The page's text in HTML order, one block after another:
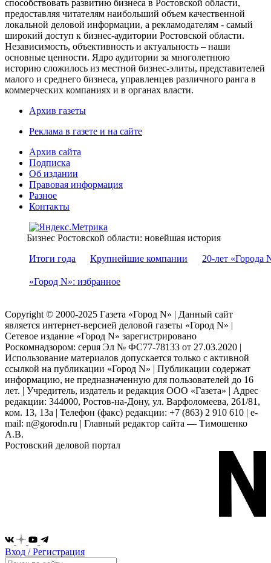
способствовать развитию бизнеса в Ростовской области,
предоставляя читателям наибольший объем качественной
локальной деловой информации, а рекламодателям - самый
широкий доступ к бизнес-аудитории Ростовской области.
Независимость, объективность и актуальность – наши
основные ценности. Ядро аудитории за многолетнюю
историю сложилось из местной бизнес-элиты, представителей
малого и среднего бизнеса, управленцев различного ранга в
коммерческих компаниях и в органах власти.
Архив газеты
Реклама в газете и на сайте
Архив сайта
Подписка
Об издании
Правовая информация
Разное
Контакты
Бизнес Ростовской области: новейшая история
Итоги года
Крупнейшие компании 20-лет «Города
«Город N»: избранное
Copyright © 2000-2025 Газета «Город N» | Данный сайт
является интернет-версией деловой газеты «Город N» |
Сетевое издание «Город N» зарегистрировано
Роскомнадзором: серuя Эл № ФС77-78133 от 27.03.2020 |
Использование материалов допускается только с активной
ссылкой на публикации «Город N» | Публикации содержат
информацию, не предназначенную для пользователей до 16
лет. | Учредитель, издатель и редакция ООО «Газета» | Адрес
редакции: 344000, Ростов-на-Дону, ул. Варфоломеева, 261/81,
ком. 13, 13а | Телефон (факс) редакции: +7 (863) 2 910 610 | e-
mail: n@gorodn.ru | Главный редактор сайта — Тимошенко
А.В.
Ростовский деловой портал
Вход / Регистрация